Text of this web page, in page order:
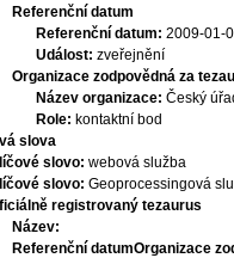
Referenční datum
Referenční datum: 2009-01-
Událost: zveřejnění
Organizace zodpovědná za
Název organizace: Český
Role: kontaktní bod
slova
slovo: webová služba
slovo: Geoprocessingová
registrovaný tezaurus
Název:
Referenční datumOrganizace